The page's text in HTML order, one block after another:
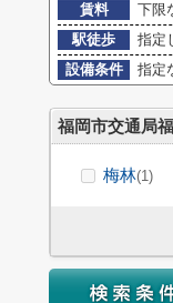
賃料
下限
駅徒歩
指定
設備条件
指定
福岡市交通局
梅林(1)